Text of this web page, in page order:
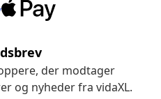
der modtager
og nyheder fra vidaXL.